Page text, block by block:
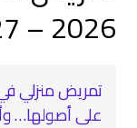
2026 – 2027
على أصولها…